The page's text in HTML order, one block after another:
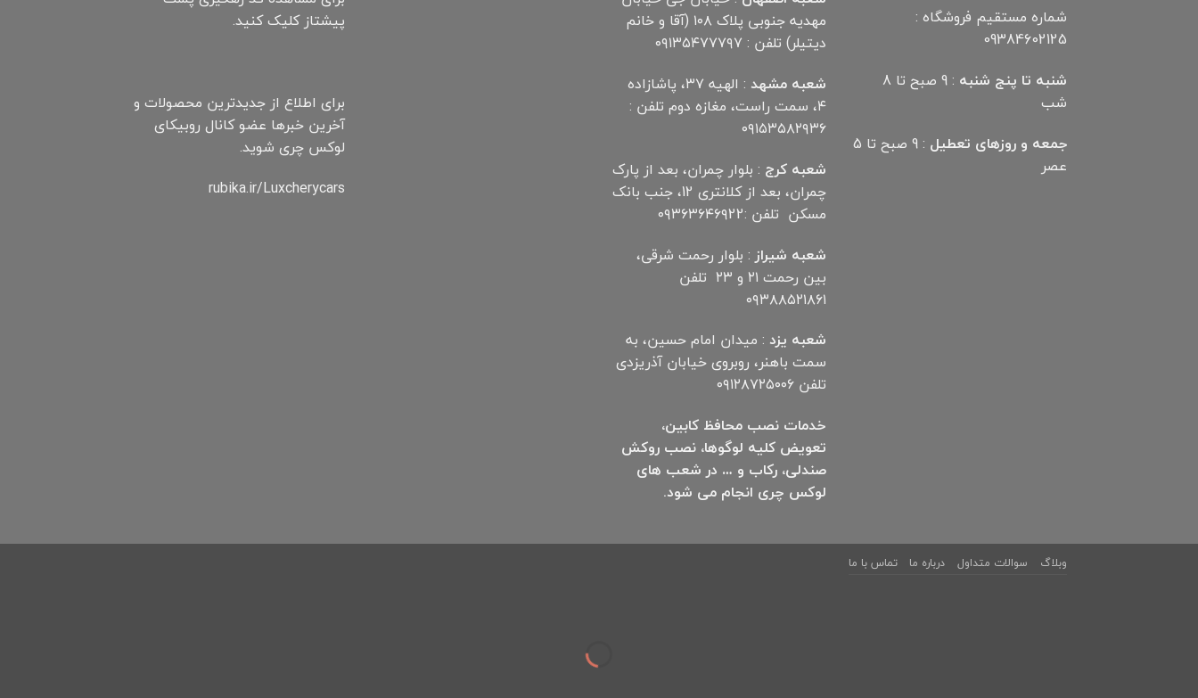
شماره مستقیم فروشگاه :
09384602125
شنبه تا پنج شنبه
: 9 صبح تا 8
شب
جمعه و روزهای تعطیل
: 9 صبح تا 5
عصر
مهدیه جنوبی پلاک ۱۰۸ (آقا و خانم
دیتیلر) تلفن : ۰۹۱۳۵۴۷۷۷۹۷
شعبه مشهد
: الهیه ۳۷، پاشازاده
۴، سمت راست، مغازه دوم تلفن :
۰۹۱۵۳۵۸۲۹۳۶
شعبه کرج : بلوار چمران، بعد از پارک
چمران، بعد از کلانتری 12، جنب بانک
مسکن تلفن :۰۹۳۶۳۶۴۶۹22
شعبه شیراز : بلوار رحمت شرقی،
بین رحمت ۲۱ و ۲۳ تلفن
۰۹۳۸۸۵۲۱۸۶۱
شعبه یزد : میدان امام حسین، به
سمت باهنر، روبروی خیابان آذریزدی
تلفن ۰۹۱۲۸۷۲۵۰۰۶
خدمات نصب محافظ کابین،
تعویض کلیه لوگوها، نصب روکش
صندلی، رکاب و … در شعب های
لوکس چری انجام می شود.
پیشتاز کلیک کنید.
برای اطلاع از جدیدترین محصولات و
آخرین خبرها عضو کانال روبیکای
لوکس چری شوید.
rubika.ir/Luxcherycars
وبلاگ سوالات متداول درباره ما تماس با ما